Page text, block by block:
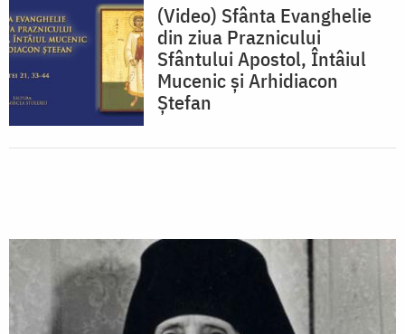
(Video) Sfânta Evanghelie
din ziua Praznicului
Sfântului Apostol, Întâiul
Mucenic și Arhidiacon
Ștefan